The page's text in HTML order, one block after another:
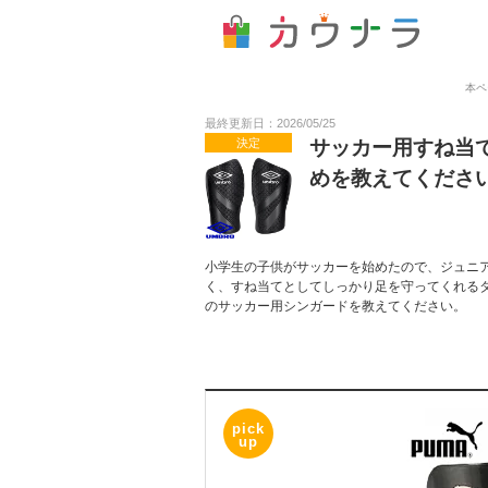
本
最終更新日：2026/05/25
決定
サッカー用すね当
めを教えてくださ
小学生の子供がサッカーを始めたので、ジュ
く、すね当てとしてしっかり足を守ってくれ
のサッカー用シンガードを教えてください。
pick
up